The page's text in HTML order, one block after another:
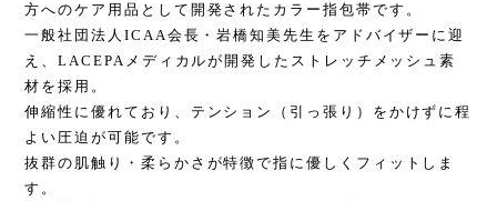
方へのケア用品として開発されたカラー指包帯です。
一般社団法人ICAA会長・岩橋知美先生をアドバイザーに迎
え、LACEPAメディカルが開発したストレッチメッシュ素
材を採用。
伸縮性に優れており、テンション（引っ張り）をかけずに程
よい圧迫が可能です。
抜群の肌触り・柔らかさが特徴で指に優しくフィットしま
す。